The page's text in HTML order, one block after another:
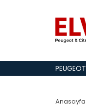
PEUGEOT
Anasayfa